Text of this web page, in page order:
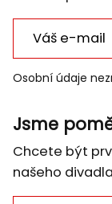
Osobní údaje
Jsme
Chcete být
našeho